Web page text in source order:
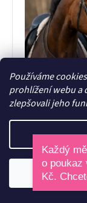
Používáme
prohlížení webu a
zlepšovali jeho
Stylové
Stylové
osobitý styl do
vybírat chytře
17. června 2026
Každý
o poukaz
Kč.